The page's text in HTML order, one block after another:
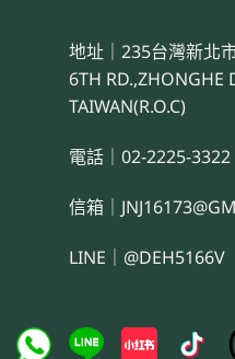
地址｜235台灣新北
6TH RD.,ZHONGHE
TAIWAN(R.O.C)
電話｜02-2225-3322
信箱｜
LINE｜@DEH5166V